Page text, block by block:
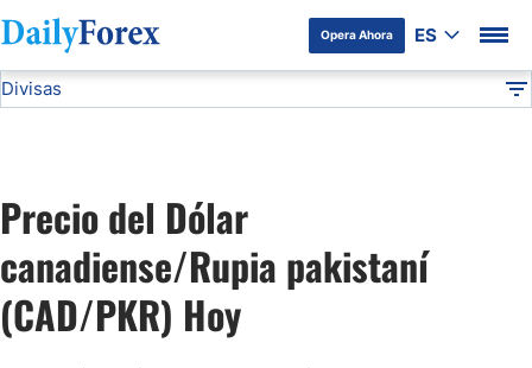
Opera Ahora ES
Divulgación del Anunciante
Divisas
USD/JPY
GBP/USD
Precio del Dólar
canadiense/Rupia pakistaní
(CAD/PKR) Hoy